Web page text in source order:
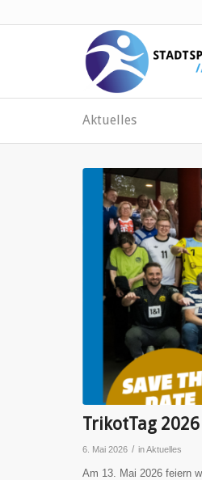
Aktuelles
TrikotTag
6. Mai 2026 / inAktuelles
Am 13. Mai 2026 feiern